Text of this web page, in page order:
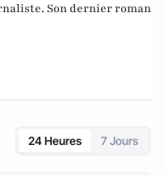
Son dernier roman
24 Heures 7 Jours